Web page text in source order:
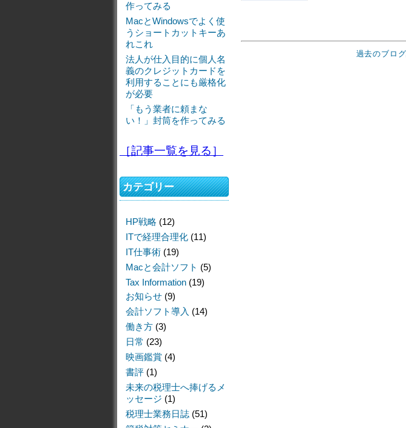
過去のブロ
作ってみる
MacとWindowsでよく使
うショートカットキーあ
れこれ
法人が仕入目的に個人名
義のクレジットカードを
利用することにも厳格化
が必要
「もう業者に頼まな
い！」封筒を作ってみる
［記事一覧を見る］
カテゴリー
HP戦略 (12)
ITで経理合理化 (11)
IT仕事術 (19)
Macと会計ソフト (5)
Tax Information (19)
お知らせ (9)
会計ソフト導入 (14)
働き方 (3)
日常 (23)
映画鑑賞 (4)
書評 (1)
未来の税理士へ捧げるメ
ッセージ (1)
税理士業務日誌 (51)